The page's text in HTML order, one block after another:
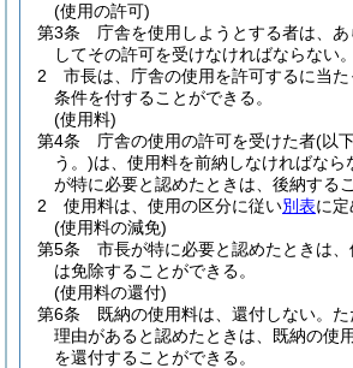
(使用の許可)
第3条
庁舎を使用しようとする者は、
してその許可を受けなければならない。
2
市長は、庁舎の使用を許可するに当
条件を付することができる。
(使用料)
第4条
庁舎の使用の許可を受けた者(以
う。)は、使用料を前納しなければなら
が特に必要と認めたときは、後納する
2
使用料は、使用の区分に従い別表に定
(使用料の減免)
第5条
市長が特に必要と認めたときは
は免除することができる。
(使用料の還付)
第6条
既納の使用料は、還付しない。
理由があると認めたときは、既納の使
を還付することができる。